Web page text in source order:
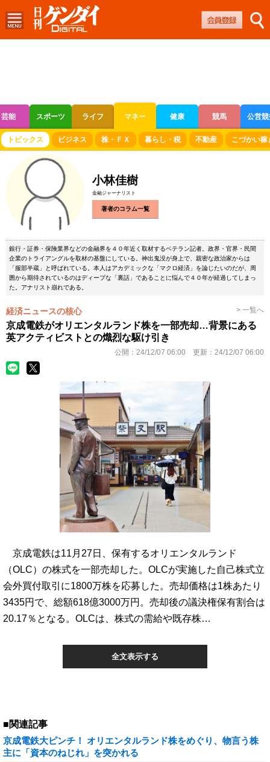
芸能 スポーツ ライフ マネー 健康 競馬 公営
ボートレース 競輪 オートレース
トピックス ビジネス 株・ＦＸ 暮らし・税 不動産 こづかい稼
小林佳樹
金融ジャーナリスト
著者のコラム一覧
銀行・証券・保険業界などの金融界を４０年近く取材するベテラン記者。政界・官界・民間
企業のトライアングルを取材の基盤にしている。神出鬼没が身上で、親密な政治家からは
「服部半蔵」と呼ばれている。本人はアカデミックな「マクロ経済」を論じたいのだが、周
囲から期待されているのはディープな「裏話」であることに悩んで４０年が経過してしまっ
た。アナリスト崩れである。
経済ニュースの核心 > 一覧へ
京成電鉄がオリエンタルランド株を一部売却…背景にある
英アクティビストとの熾烈な駆け引き
公開： 24/12/07 06:00 更新： 24/12/07 06:00
京成電鉄は11月27日、保有するオリエンタルランド
（OLC）の株式を一部売却した。OLCが実施した自己株式立
会外買付取引に1800万株を応募した。売却価格は1株あたり
3435円で、総額618億3000万円。売却後の議決権保有割合は
20.17％となる。OLCは、株式の需給や既存株…
全文表示する
■関連記事
京成電鉄大ピンチ！ オリエンタルランド株をめぐり、物言う株
主に「資本のねじれ」を突かれる